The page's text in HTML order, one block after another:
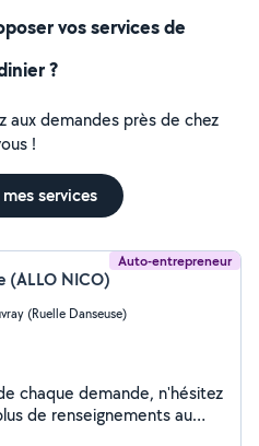
vos services de
?
aux demandes près de chez
!
services
Auto-entrepreneur
(ALLO NICO)
(Ruelle Danseuse)
chaque demande, n'hésitez
de renseignements au